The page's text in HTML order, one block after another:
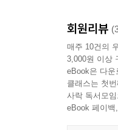
『정조실록
山冷燕)』
『평산냉
루던 남자
연애소설쯤
놓고 여럿
회원리뷰
매주 10건의
3,000원 이상
eBook은 다
클래스는 첫
사락 독서모
eBook 페이